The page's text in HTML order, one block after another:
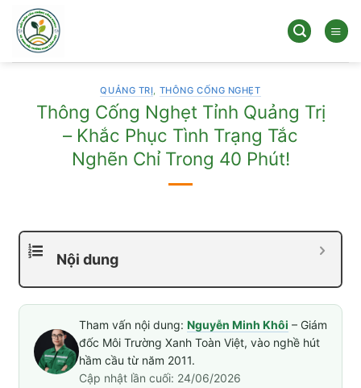
qua
dung
QUẢNG TRỊ, THÔNG CỐNG NGHẸT
Thông Cống Nghẹt Tỉnh Quảng Trị
– Khắc Phục Tình Trạng Tắc
Nghẽn Chỉ Trong 40 Phút!
Nội dung
Tham vấn nội dung: Nguyễn Minh Khôi – Giám
đốc Môi Trường Xanh Toàn Việt, vào nghề hút
hầm cầu từ năm 2011.
Cập nhật lần cuối: 24/06/2026